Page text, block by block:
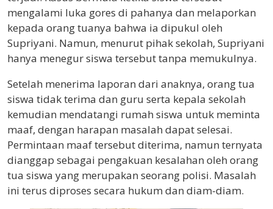
mengalami luka gores di pahanya dan melaporkan
kepada orang tuanya bahwa ia dipukul oleh
Supriyani. Namun, menurut pihak sekolah, Supriyani
hanya menegur siswa tersebut tanpa memukulnya.
Setelah menerima laporan dari anaknya, orang tua
siswa tidak terima dan guru serta kepala sekolah
kemudian mendatangi rumah siswa untuk meminta
maaf, dengan harapan masalah dapat selesai.
Permintaan maaf tersebut diterima, namun ternyata
dianggap sebagai pengakuan kesalahan oleh orang
tua siswa yang merupakan seorang polisi. Masalah
ini terus diproses secara hukum dan diam-diam.